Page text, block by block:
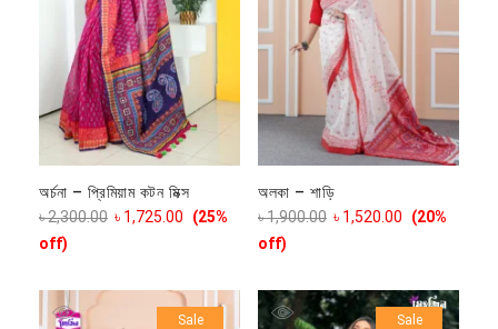
অর্চনা – প্রিমিয়াম কটন মিক্স
৳2,300.00 ৳ 1,725.00
(25%
off)
অলকা – শাড়ি
৳1,900.00 ৳ 1,520.00
(20%
off)
Sale Sale